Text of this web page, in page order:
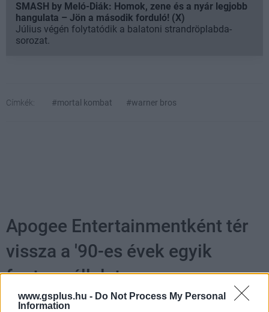
www.gsplus.hu - Do Not Process My Personal
Information
SMASH by Meló-Diák: Homok, zene és a nyár legjobb
hangulata – Jön a második forduló! (X)
Július végén folytatódik a balatoni strandröplabda-
sorozat.
Címkék: #mortal kombat #warner bros
Apogee Entertainmentként tér
vissza a '90-es évek egyik
fontos vállalata
PacaGS|2021 április 20. 20:45